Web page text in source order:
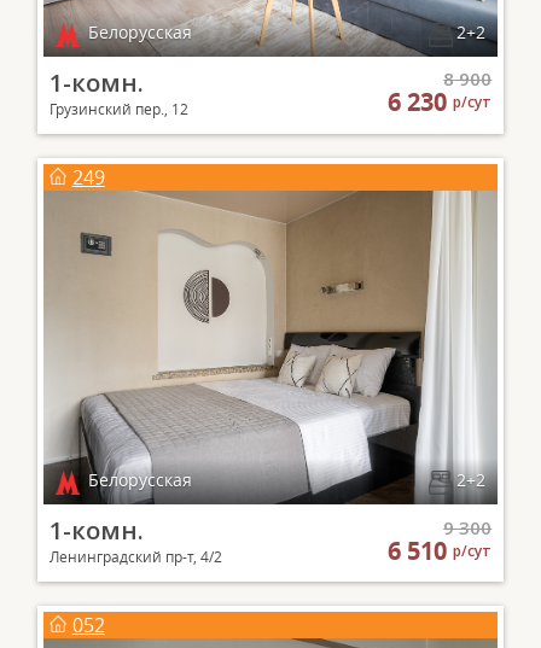
Белорусская 2+2
1-комн.
Грузинский пер., 12
8 900
6 230р/сут
249
Белорусская 2+2
1-комн.
Ленинградский пр-т, 4/2
9 300
6 510р/сут
052